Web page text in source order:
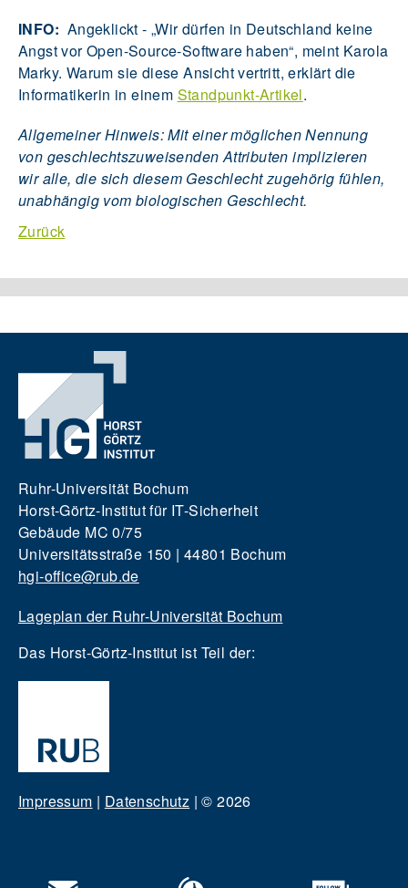
INFO: Angeklickt - „Wir dürfen in Deutschland keine
Angst vor Open-Source-Software haben“, meint Karola
Marky. Warum sie diese Ansicht vertritt, erklärt die
Informatikerin in einem Standpunkt-Artikel.
Allgemeiner Hinweis: Mit einer möglichen Nennung
von geschlechtszuweisenden Attributen implizieren
wir alle, die sich diesem Geschlecht zugehörig fühlen,
unabhängig vom biologischen Geschlecht.
Zurück
Ruhr-Universität Bochum
Horst-Görtz-Institut für IT-Sicherheit
Gebäude MC 0/75
Universitätsstraße 150 | 44801 Bochum
hgi-office@rub.de
Lageplan der Ruhr-Universität Bochum
Das Horst-Görtz-Institut ist Teil der:
Impressum | Datenschutz |© 2026